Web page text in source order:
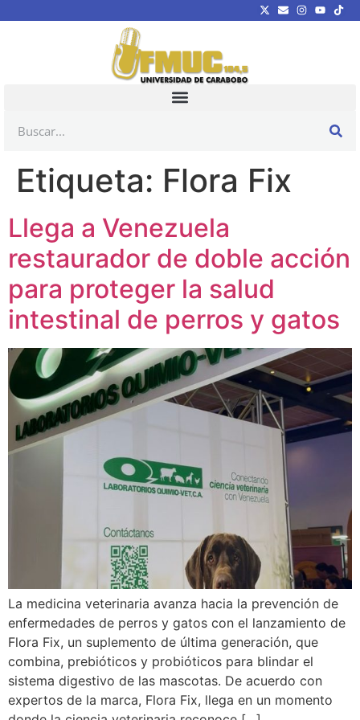
Etiqueta: Flora Fix
Llega a Venezuela
restaurador de doble acción
para proteger la salud
intestinal de perros y gatos
La medicina veterinaria avanza hacia la prevención de
enfermedades de perros y gatos con el lanzamiento de
Flora Fix, un suplemento de última generación, que
combina, prebióticos y probióticos para blindar el
sistema digestivo de las mascotas. De acuerdo con
expertos de la marca, Flora Fix, llega en un momento